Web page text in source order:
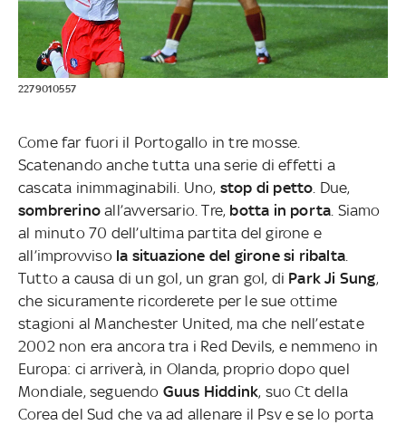
2279010557
Come far fuori il Portogallo in tre mosse.
Scatenando anche tutta una serie di effetti a
cascata inimmaginabili. Uno, stop di petto. Due,
sombrerino all’avversario. Tre, botta in porta. Siamo
al minuto 70 dell’ultima partita del girone e
all’improvviso la situazione del girone si ribalta.
Tutto a causa di un gol, un gran gol, di Park Ji Sung,
che sicuramente ricorderete per le sue ottime
stagioni al Manchester United, ma che nell’estate
2002 non era ancora tra i Red Devils, e nemmeno in
Europa: ci arriverà, in Olanda, proprio dopo quel
Mondiale, seguendo Guus Hiddink, suo Ct della
Corea del Sud che va ad allenare il Psv e se lo porta